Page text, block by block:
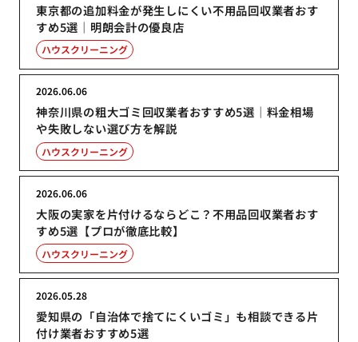
東京都の追加料金が発生しにくい不用品回収業者おす
すめ5選｜明朗会計の優良店
ハウスクリーニング
神奈川県の粗大ゴミ回収業者おすすめ5選｜料金相場
や失敗しない選び方を解説
2026.06.06
ハウスクリーニング
大阪の実家を片付けるならどこ？不用品回収業者おす
すめ5選【プロが徹底比較】
2026.06.06
ハウスクリーニング
愛知県の「自治体で捨てにくいゴミ」も相談できる片
付け業者おすすめ5選
2026.05.28